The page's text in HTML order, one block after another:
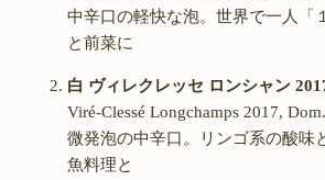
中辛口の軽快な泡。世界で一人「
と前菜に
白 ヴィレクレッセ ロンシャン
Viré-Clessé Longchamps 2017,
微発泡の中辛口。リンゴ系の酸味
魚料理と